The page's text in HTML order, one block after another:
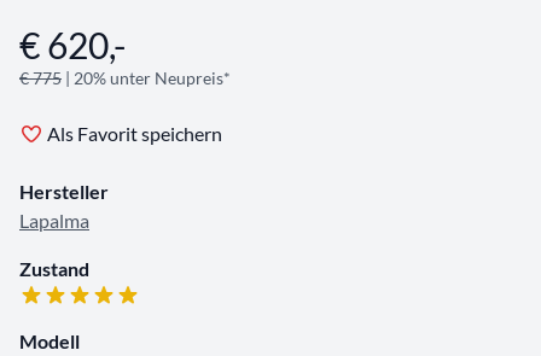
Angebotsinformationen
€ 620,-
€ 775 | 20% unter Neupreis*
Als Favorit speichern
Hersteller
Lapalma
Zustand
Modell